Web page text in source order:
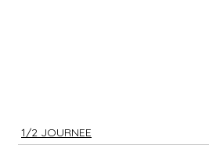
1/2 JOURNEE